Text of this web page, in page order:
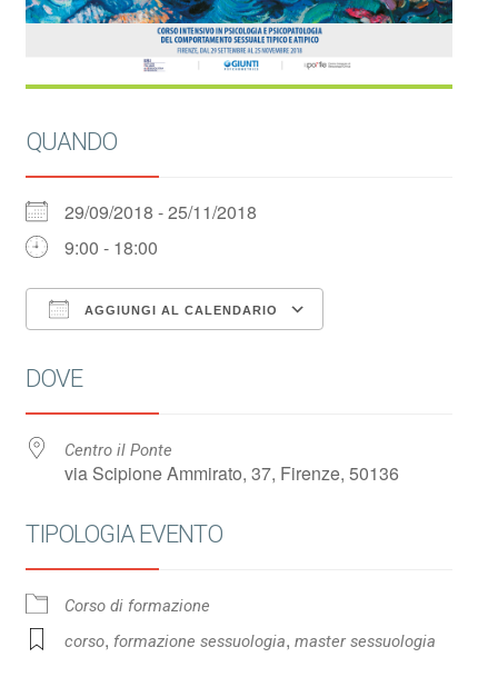
QUANDO
29/09/2018 - 25/11/2018
9:00 - 18:00
AGGIUNGI AL CALENDARIO
DOVE
Centro il Ponte
via Scipione Ammirato, 37, Firenze, 50136
TIPOLOGIA EVENTO
Corso di formazione
corso, formazione sessuologia,master sessuologia